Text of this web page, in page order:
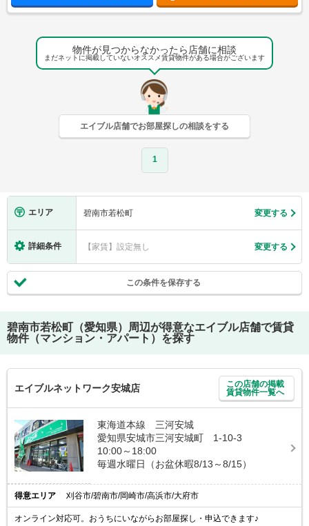
物件が見つからなかったら店舗に相談
まだネットに掲載していないオススメ賃貸物件がある場合がございます
エイブル店舗でお部屋探しの相談をする
1
エリア 碧南市若松町 変更する
詳細条件 【家賃】設定無し 変更する
この条件を保存する
碧南市若松町（愛知県）
周辺が得意なエイブル店舗で賃貸
物件（マンション・アパート）を探す
エイブルネットワーク安城店
この店舗の掲載
賃貸物件一覧へ
東海道本線 三河安城
愛知県安城市三河安城町 1-10-3
10:00～18:00
毎週水曜日（お盆休暇8/13～8/15）
得意エリア 刈谷市/碧南市/岡崎市/高浜市/大府市
オンライン対応可。おうちにいながらお部屋探し・申込できます♪